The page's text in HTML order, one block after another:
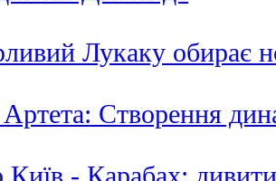
Лукаку обирає
Створення
- Карабах: